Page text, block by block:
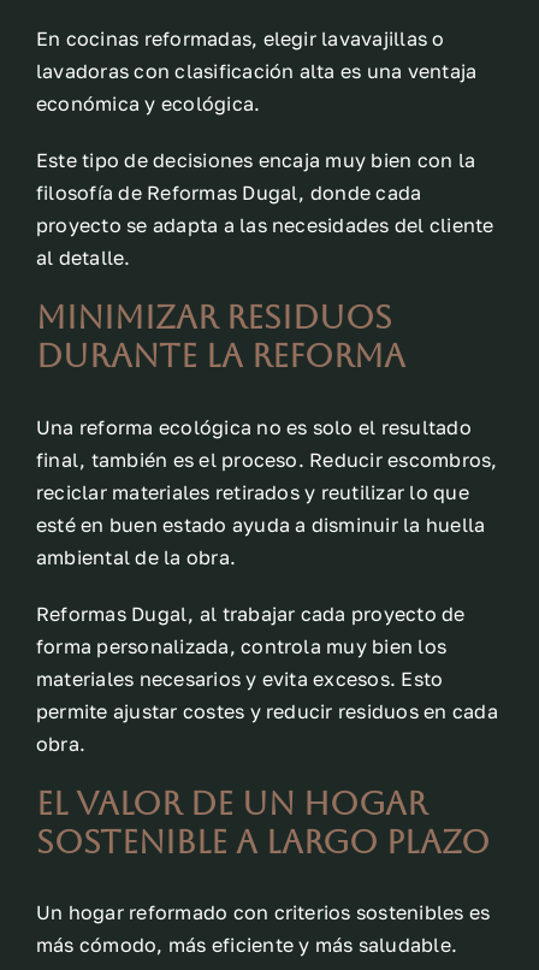
En cocinas reformadas, elegir lavavajillas o
lavadoras con clasificación alta es una ventaja
económica y ecológica.
Este tipo de decisiones encaja muy bien con la
filosofía de Reformas Dugal, donde cada
proyecto se adapta a las necesidades del cliente
al detalle.
Minimizar residuos
durante la reforma
Una reforma ecológica no es solo el resultado
final, también es el proceso. Reducir escombros,
reciclar materiales retirados y reutilizar lo que
esté en buen estado ayuda a disminuir la huella
ambiental de la obra.
Reformas Dugal, al trabajar cada proyecto de
forma personalizada, controla muy bien los
materiales necesarios y evita excesos. Esto
permite ajustar costes y reducir residuos en cada
obra.
El valor de un hogar
sostenible a largo plazo
Un hogar reformado con criterios sostenibles es
más cómodo, más eficiente y más saludable.